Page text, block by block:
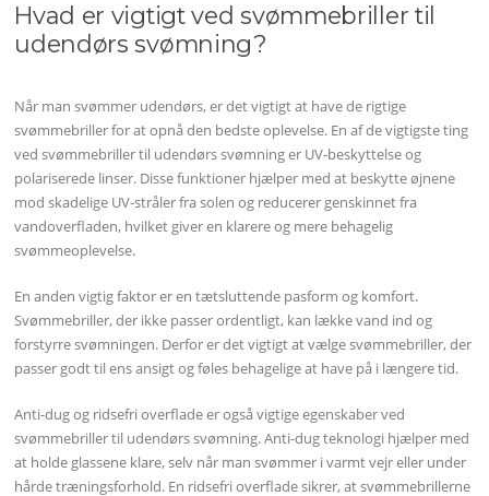
Hvad er vigtigt ved svømmebriller til
udendørs svømning?
Når man svømmer udendørs, er det vigtigt at have de rigtige
svømmebriller for at opnå den bedste oplevelse. En af de vigtigste ting
ved svømmebriller til udendørs svømning er UV-beskyttelse og
polariserede linser. Disse funktioner hjælper med at beskytte øjnene
mod skadelige UV-stråler fra solen og reducerer genskinnet fra
vandoverfladen, hvilket giver en klarere og mere behagelig
svømmeoplevelse.
En anden vigtig faktor er en tætsluttende pasform og komfort.
Svømmebriller, der ikke passer ordentligt, kan lække vand ind og
forstyrre svømningen. Derfor er det vigtigt at vælge svømmebriller, der
passer godt til ens ansigt og føles behagelige at have på i længere tid.
Anti-dug og ridsefri overflade er også vigtige egenskaber ved
svømmebriller til udendørs svømning. Anti-dug teknologi hjælper med
at holde glassene klare, selv når man svømmer i varmt vejr eller under
hårde træningsforhold. En ridsefri overflade sikrer, at svømmebrillerne